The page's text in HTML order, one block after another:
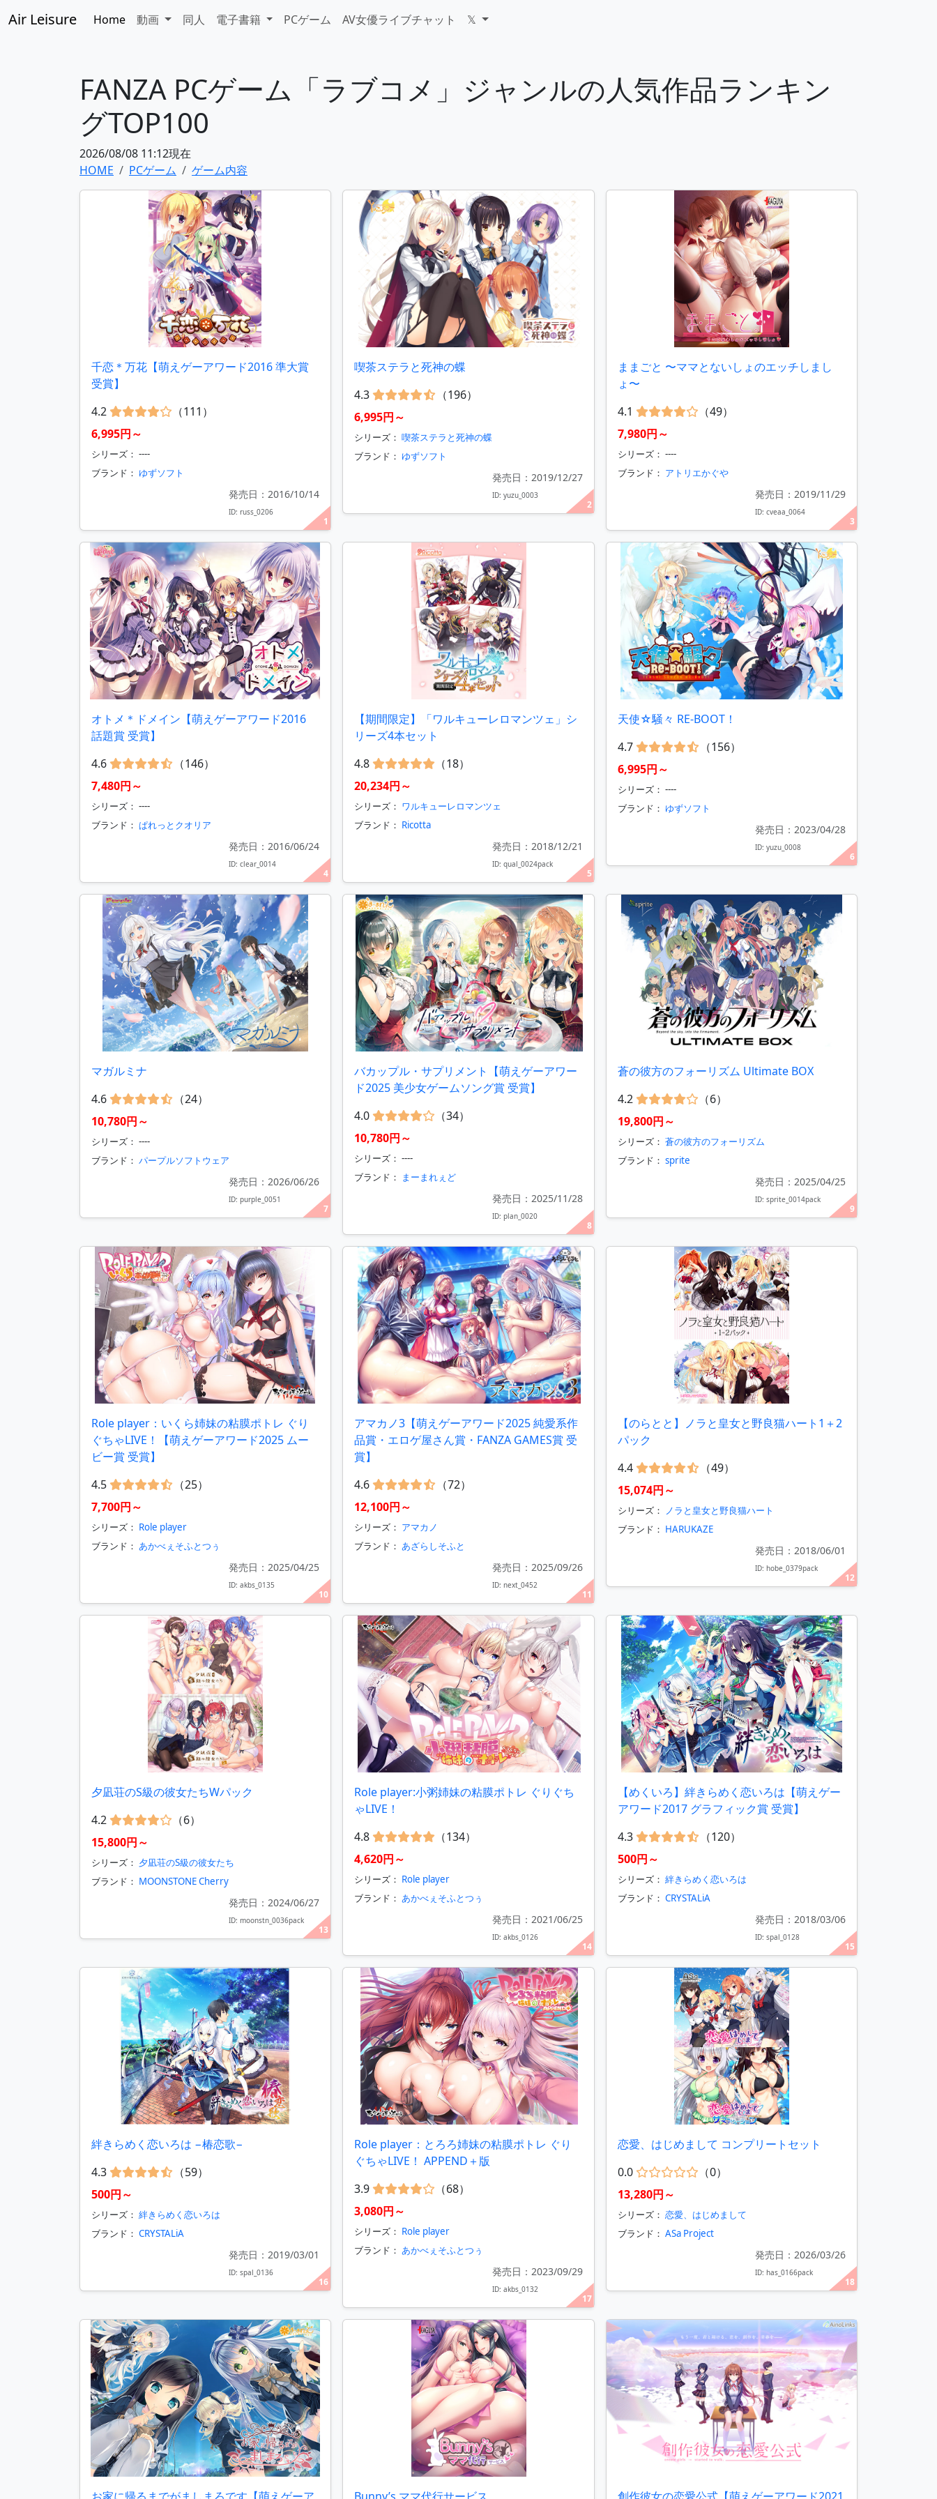
Air Leisure Home 動画 同人 電子書籍 PCゲーム AV女優ライブチャット 𝕏
FANZA PCゲーム「ラブコメ」ジャンルの人気作品ランキン
グTOP100
2026/08/08 11:12現在
HOME
PCゲーム ゲーム内容
1
千恋＊万花【萌えゲーアワード2016 準大賞
受賞】
4.2
（111）
6,995円～
シリーズ： ----
ブランド： ゆずソフト
発売日：2016/10/14
ID: russ_0206
2
喫茶ステラと死神の蝶
4.3
（196）
6,995円～
シリーズ：喫茶ステラと死神の蝶
ブランド：ゆずソフト
発売日：2019/12/27
ID: yuzu_0003
3
ままごと 〜ママとないしょのエッチしまし
ょ〜
4.1
（49）
7,980円～
シリーズ： ----
ブランド： アトリエかぐや
発売日：2019/11/29
ID: cveaa_0064
4
オトメ＊ドメイン【萌えゲーアワード2016
話題賞 受賞】
4.6
（146）
7,480円～
シリーズ： ----
ブランド： ぱれっとクオリア
発売日：2016/06/24
ID: clear_0014
5
【期間限定】「ワルキューレロマンツェ」シ
リーズ4本セット
4.8
（18）
20,234円～
シリーズ： ワルキューレロマンツェ
ブランド： Ricotta
発売日：2018/12/21
ID: qual_0024pack
6
天使☆騒々 RE-BOOT！
4.7
（156）
6,995円～
シリーズ： ----
ブランド： ゆずソフト
発売日：2023/04/28
ID: yuzu_0008
7
マガルミナ
4.6
（24）
10,780円～
シリーズ： ----
ブランド： パープルソフトウェア
発売日：2026/06/26
ID: purple_0051
8
バカップル・サプリメント【萌えゲーアワー
ド2025 美少女ゲームソング賞 受賞】
4.0
（34）
10,780円～
シリーズ： ----
ブランド： まーまれぇど
発売日：2025/11/28
ID: plan_0020
9
蒼の彼方のフォーリズム Ultimate BOX
4.2
（6）
19,800円～
シリーズ： 蒼の彼方のフォーリズム
ブランド： sprite
発売日：2025/04/25
ID: sprite_0014pack
10
Role player：いくら姉妹の粘膜ポトレ ぐり
ぐちゃLIVE！【萌えゲーアワード2025 ムー
ビー賞 受賞】
4.5
（25）
7,700円～
シリーズ： Role player
ブランド： あかべぇそふとつぅ
発売日：2025/04/25
ID: akbs_0135
11
アマカノ3【萌えゲーアワード2025 純愛系作
品賞・エロゲ屋さん賞・FANZA GAMES賞 受
賞】
4.6
（72）
12,100円～
シリーズ： アマカノ
ブランド：あざらしそふと
発売日：2025/09/26
ID: next_0452
12
【のらとと】ノラと皇女と野良猫ハート1＋2
パック
4.4
（49）
15,074円～
シリーズ： ノラと皇女と野良猫ハート
ブランド： HARUKAZE
発売日：2018/06/01
ID: hobe_0379pack
13
夕凪荘のS級の彼女たちWパック
4.2
（6）
15,800円～
シリーズ： 夕凪荘のS級の彼女たち
ブランド： MOONSTONE Cherry
発売日：2024/06/27
ID: moonstn_0036pack
14
Role player:小粥姉妹の粘膜ポトレ ぐりぐち
ゃLIVE！
4.8
（134）
4,620円～
シリーズ： Role player
ブランド：あかべぇそふとつぅ
発売日：2021/06/25
ID: akbs_0126
15
【めくいろ】絆きらめく恋いろは【萌えゲー
アワード2017 グラフィック賞 受賞】
4.3
（120）
500円～
シリーズ： 絆きらめく恋いろは
ブランド： CRYSTALiA
発売日：2018/03/06
ID: spal_0128
16
絆きらめく恋いろは −椿恋歌−
4.3
（59）
500円～
シリーズ： 絆きらめく恋いろは
ブランド： CRYSTALiA
発売日：2019/03/01
ID: spal_0136
17
Role player：とろろ姉妹の粘膜ポトレ ぐり
ぐちゃLIVE！ APPEND＋版
3.9
（68）
3,080円～
シリーズ： Role player
ブランド：あかべぇそふとつぅ
発売日：2023/09/29
ID: akbs_0132
18
恋愛、はじめまして コンプリートセット
0.0
（0）
13,280円～
シリーズ： 恋愛、はじめまして
ブランド： ASa Project
発売日：2026/03/26
ID: has_0166pack